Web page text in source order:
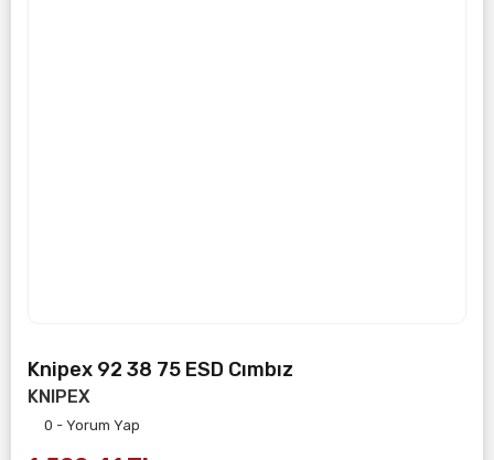
Knipex 92 38 75 ESD Cımbız
KNIPEX
0 - Yorum Yap